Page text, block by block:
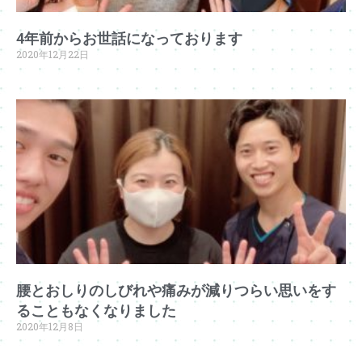
4年前からお世話になっております
2020年12月22日
腰とおしりのしびれや痛みが減りつらい思いをす
ることもなくなりました
2020年12月8日